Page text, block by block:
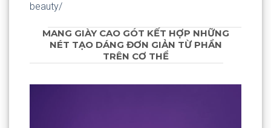
beauty/
MANG GIÀY CAO GÓT KẾT HỢP NHỮNG
NÉT TẠO DÁNG ĐƠN GIẢN TỪ PHẦN
TRÊN CƠ THỂ